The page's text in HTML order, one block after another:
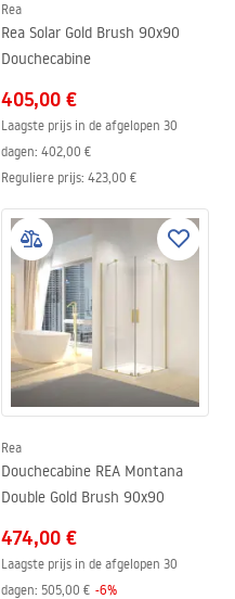
Rea
Rea Solar Gold Brush 90x90
Douchecabine
405,00 €
Laagste prijs in de afgelopen 30
dagen: 402,00 €
Reguliere prijs: 423,00 €
Rea
Douchecabine REA Montana
Double Gold Brush 90x90
474,00 €
Laagste prijs in de afgelopen 30
dagen: 505,00 € -6%